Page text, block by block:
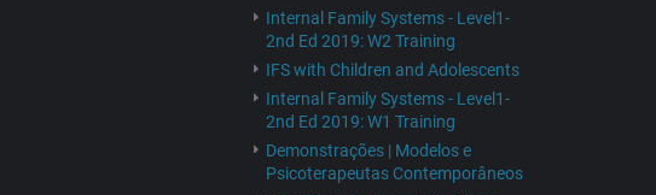
Internal Family Systems - Level1-
2nd Ed 2019: W2 Training
IFS with Children and Adolescents
Internal Family Systems - Level1-
2nd Ed 2019: W1 Training
Demonstrações | Modelos e
Psicoterapeutas Contemporâneos